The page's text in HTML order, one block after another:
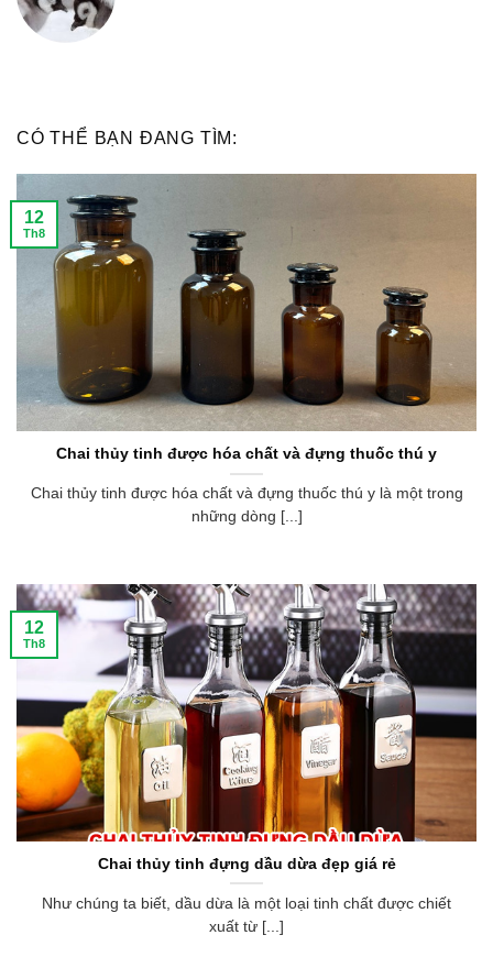
CÓ THỂ BẠN ĐANG TÌM:
Chai thủy tinh được hóa chất và đựng thuốc thú y
Chai thủy tinh được hóa chất và đựng thuốc thú y là một trong
những dòng [...]
12
Th8
Chai thủy tinh đựng dầu dừa đẹp giá rẻ
Như chúng ta biết, dầu dừa là một loại tinh chất được chiết
xuất từ [...]
12
Th8